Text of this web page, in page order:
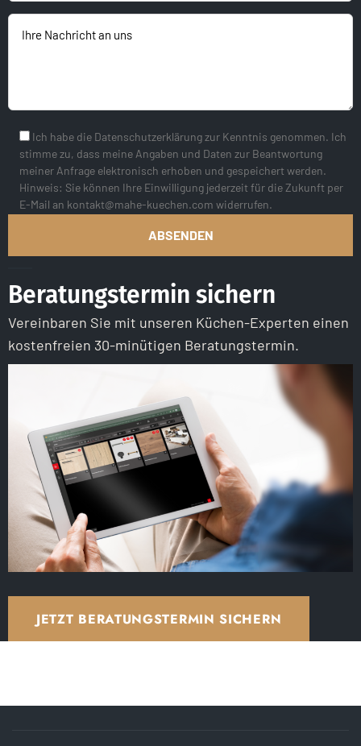
Ich habe die Datenschutzerklärung zur Kenntnis genommen. Ich
stimme zu, dass meine Angaben und Daten zur Beantwortung
meiner Anfrage elektronisch erhoben und gespeichert werden.
Hinweis: Sie können Ihre Einwilligung jederzeit für die Zukunft per
E-Mail an kontakt@mahe-kuechen.com widerrufen.
Beratungstermin sichern
Vereinbaren Sie mit unseren Küchen-Experten einen
kostenfreien 30-minütigen Beratungstermin.
JETZT BERATUNGSTERMIN SICHERN